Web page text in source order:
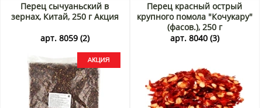
Перец сычуаньский в
зернах, Китай, 250 г Акция
арт. 8059 (2)
Перец красный острый
крупного помола "Кочукару"
(фасов.), 250 г
арт. 8040 (3)